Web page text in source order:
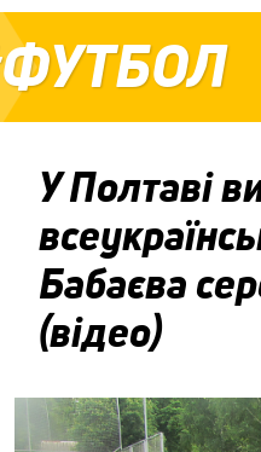
ФУТБОЛ
У Полтаві
Бабаєва
(відео)